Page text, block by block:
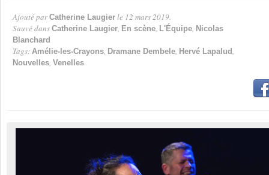
Ajouté par Catherine Laugier le 12 mars 2019.
Sauvé dans Catherine Laugier, En scène, L'Équipe, Nicolas
Blanchard
Tags: Amélie-les-Crayons, Dramane Dembele, Hervé Lapalud,
Nouvelles, Venelles